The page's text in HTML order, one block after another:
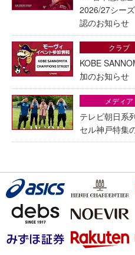
2026/27シー
認のお知らせ
KOBE
加のお知らせ
クラブ
テレビ朝日系
セル神戸特集
メディア